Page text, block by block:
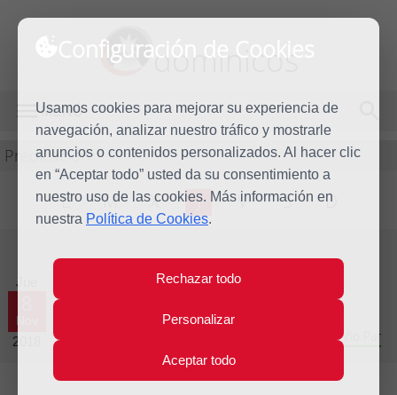
Configuración de Cookies
Usamos cookies para mejorar su experiencia de
navegación, analizar nuestro tráfico y mostrarle
anuncios o contenidos personalizados. Al hacer clic
en “Aceptar todo” usted da su consentimiento a
nuestro uso de las cookies. Más información en
nuestra Política de Cookies.
Rechazar todo
Personalizar
Aceptar todo
dominicos
MENÚ
Predicación
L M X J V S D
Jue
Nov
2018
Evangelio del día
Trigésimo primera semana del Tiempo Ordinario - Año Par